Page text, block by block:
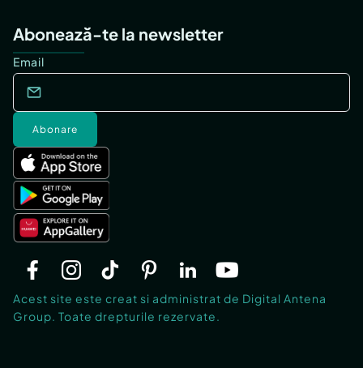
Abonează-te la newsletter
Email
Abonare
Acest site este creat si administrat de Digital Antena
Group. Toate drepturile rezervate.